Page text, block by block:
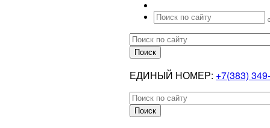
ЕДИНЫЙ НОМЕР: +7(383)